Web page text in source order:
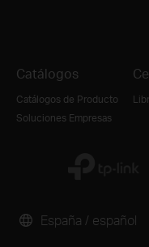
Catálogos
Catálogos de Producto
Soluciones Empresas
España / español